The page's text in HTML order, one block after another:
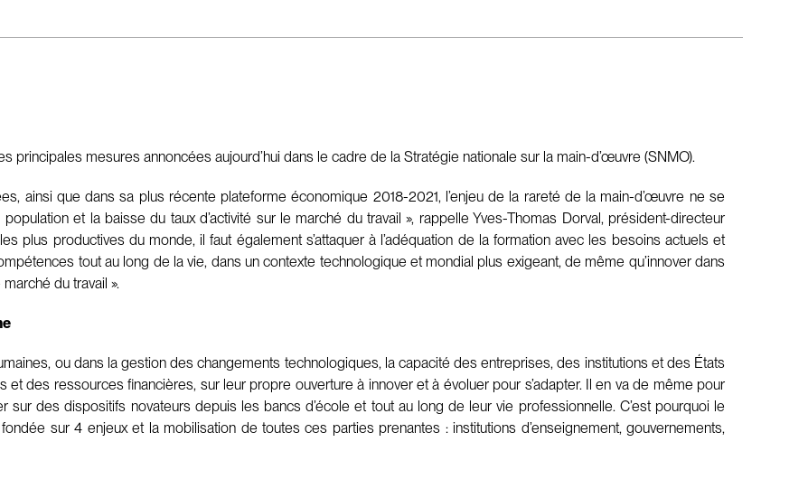
principales mesures annoncées aujourd’hui dans le cadre de la Stratégie nationale sur la main-d’œuvre (SNMO).
ainsi que dans sa plus récente plateforme économique 2018-2021, l’enjeu de la rareté de la main-d’œuvre ne se
et la baisse du taux d’activité sur le marché du travail », rappelle Yves-Thomas Dorval, président-directeur
plus productives du monde, il faut également s’attaquer à l’adéquation de la formation avec les besoins actuels et
tout au long de la vie, dans un contexte technologique et mondial plus exigeant, de même qu’innover dans
du travail ».
ou dans la gestion des changements technologiques, la capacité des entreprises, des institutions et des États
des ressources financières, sur leur propre ouverture à innover et à évoluer pour s’adapter. Il en va de même pour
sur des dispositifs novateurs depuis les bancs d’école et tout au long de leur vie professionnelle. C’est pourquoi le
sur 4 enjeux et la mobilisation de toutes ces parties prenantes : institutions d’enseignement, gouvernements,